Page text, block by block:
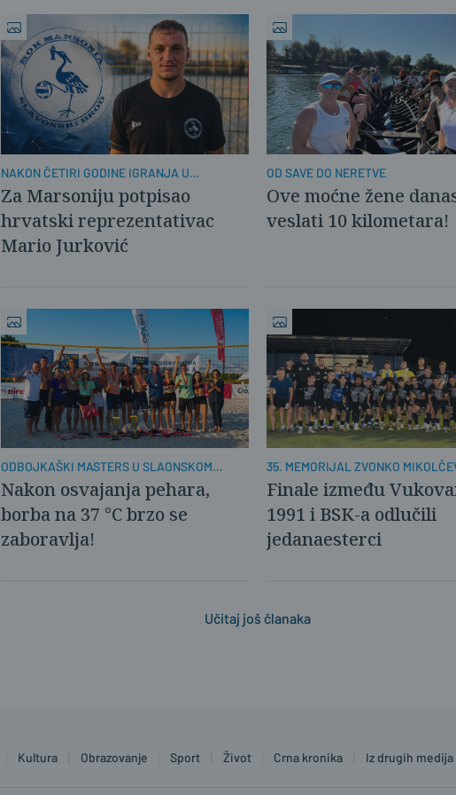
NAKON ČETIRI GODINE IGRANJA U
KAŠTELIMA
Za Marsoniju potpisao
hrvatski reprezentativac
Mario Jurković
OD SAVE DO NERETVE
Ove moćne žene
veslati 10 kilometara!
ODBOJKAŠKI MASTERS U SLAONSKOM
BRODU
Nakon osvajanja pehara,
borba na 37 °C brzo se
zaboravlja!
35. MEMORIJAL ZVONKO
Finale između
1991 i BSK-a odlučili
jedanaesterci
Učitaj još članaka
Kultura Obrazovanje Sport Život Crna kronika Iz drugih medija